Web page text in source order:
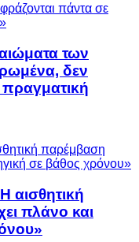
των
δεν
πραγματική
αισθητική
πλάνο και